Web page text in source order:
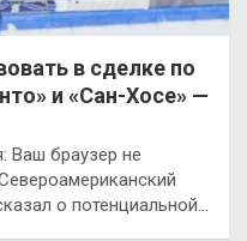
в сделке по
и «Сан-Хосе» —
Ваш браузер не
о потенциальной…